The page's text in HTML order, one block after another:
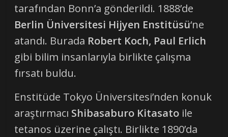
tarafından Bonn’a gönderildi. 1888’de
Berlin Üniversitesi Hijyen Enstitüsü‘ne
atandı. Burada Robert Koch, Paul Erlich
gibi bilim insanlarıyla birlikte çalışma
fırsatı buldu.
Enstitüde Tokyo Üniversitesi’nden konuk
araştırmacı Shibasaburo Kitasato ile
tetanos üzerine çalıştı. Birlikte 1890’da